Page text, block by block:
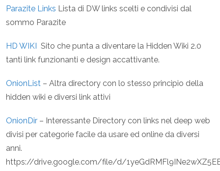
Parazite Links Lista di DW links scelti e condivisi dal
sommo Parazite
HD WIKI
Sito che punta a diventare la Hidden Wiki 2.0
tanti link funzionanti e design accattivante.
OnionList – Altra directory con lo stesso principio della
hidden wiki e diversi link attivi
OnionDir – Interessante Directory con links nel deep web
divisi per categorie facile da usare ed online da diversi
anni.
https://drive.google.com/file/d/